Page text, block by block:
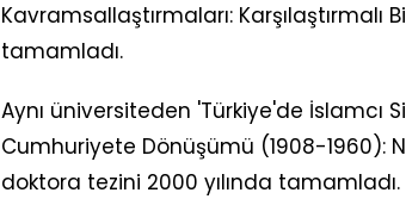
Kavramsallaştırmaları: Karşılaştırmalı
tamamladı.
Aynı üniversiteden 'Türkiye'de İslamcı
Cumhuriyete Dönüşümü (1908-1960):
doktora tezini 2000 yılında tamamladı.